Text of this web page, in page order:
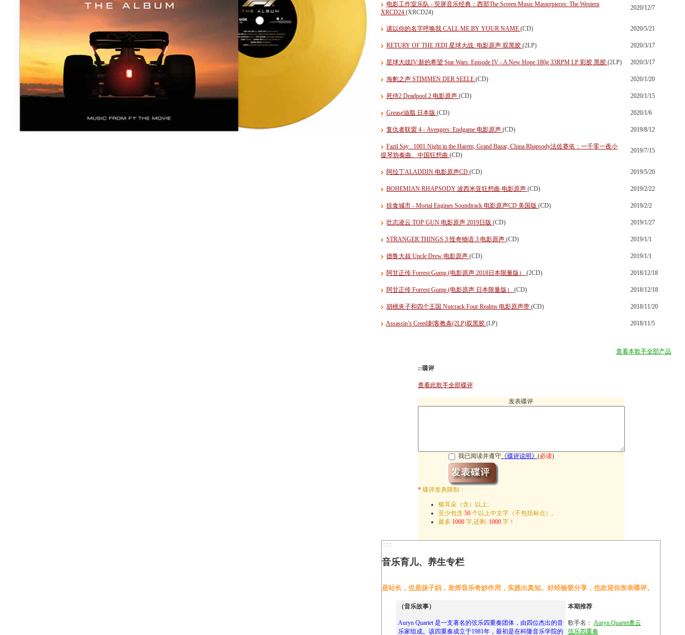
电影工作室乐队 - 荧屏音乐经典：西部The Screen Music Masterpieces: The Western
XRCD24 (XRCD24)
2020/12/7
请以你的名字呼唤我 CALL ME BY YOUR NAME (CD) 2020/5/21
RETURY OF THE JEDI 星球大战: 电影原声 双黑胶 (2LP) 2020/3/17
星球大战IV:新的希望 Star Wars: Episode IV - A New Hope 180g 33RPM LP 彩胶 黑胶 (2LP) 2020/3/17
海豹之声 STIMMEN DER SEELE (CD) 2020/1/20
死侍2 Deadpool 2 电影原声 (CD) 2020/1/15
Grease油脂 日本版 (CD) 2020/1/6
复仇者联盟 4 - Avengers: Endgame 电影原声 (CD) 2019/8/12
Fazil Say : 1001 Night in the Harem, Grand Bazar, China Rhapsody法佐赛依：一千零一夜小
提琴协奏曲、中国狂想曲 (CD)
2019/7/15
阿拉丁ALADDIN 电影原声CD (CD) 2019/5/20
BOHEMIAN RHAPSODY 波西米亚狂想曲 电影原声 (CD) 2019/2/22
掠食城市 - Mortal Engines Soundtrack 电影原声CD 美国版 (CD) 2019/2/2
壮志凌云 TOP GUN 电影原声 2019日版 (CD) 2019/1/27
STRANGER THINGS 3 怪奇物语 3 电影原声 (CD) 2019/1/1
德鲁大叔 Uncle Drew 电影原声 (CD) 2019/1/1
阿甘正传 Forrest Gump (电影原声 2018日本限量版） (2CD) 2018/12/18
阿甘正传 Forrest Gump (电影原声 日本限量版） (CD) 2018/12/18
胡桃夹子和四个王国 Nutcrack Four Realms 电影原声带 (CD) 2018/11/20
Assassin’s Creed刺客教条(2LP)双黑胶 (LP) 2018/11/5
查看本歌手全部产品
::碟评
查看此歌手全部碟评
发表碟评
我已阅读并遵守《碟评说明 》 (必读)
* 碟评发表限制：
银耳朵（含）以上;
至少包含 50个以上中文字（不包括标点）,
最多 1000字,还剩: 1000字！
: : :
音乐育儿、养生专栏
是站长，也是孩子妈，发挥音乐奇妙作用，实践出真知。好经验要分享，也欢迎你发表碟评。
（音乐故事）
Auryn Quartet 是一支著名的弦乐四重奏团体，由四位杰出的音
乐家组成。该四重奏成立于1981年，最初是在科隆音乐学院的
本期推荐
歌手名： Auryn Quartet奥云
弦乐四重奏